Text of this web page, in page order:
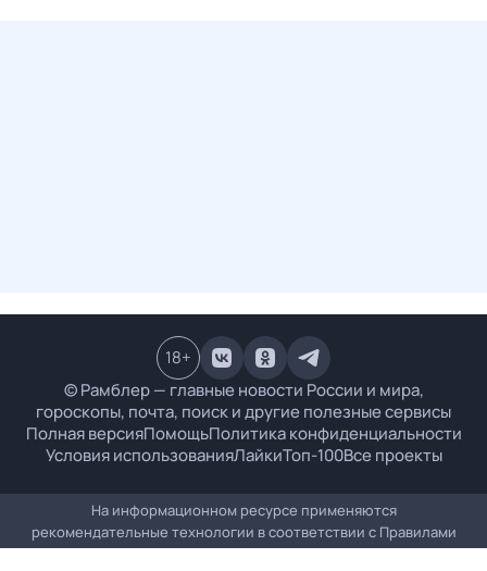
© Рамблер — главные новости России и мира,
гороскопы, почта, поиск и другие полезные сервисы
Полная версияПомощьПолитика конфиденциальности
Условия использованияЛайкиТоп-100Все проекты
18+
На информационном ресурсе применяются
рекомендательные технологии в соответствии с Правилами